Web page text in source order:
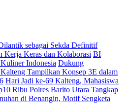
sebagai Sekda Definitif
Kerja Keras dan Kolaborasi BI
Indonesia Dukung
Tampilkan Konsep 3E dalam
Hari Jadi ke-69 Kalteng, Mahasiswa
Ribu Polres Barito Utara Tangkap
di Benangin, Motif Sengketa